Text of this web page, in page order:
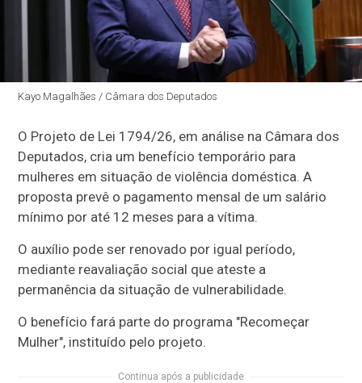
Kayo Magalhães / Câmara dos Deputados
O Projeto de Lei 1794/26, em análise na Câmara dos
Deputados, cria um benefício temporário para
mulheres em situação de violência doméstica. A
proposta prevê o pagamento mensal de um salário
mínimo por até 12 meses para a vítima.
O auxílio pode ser renovado por igual período,
mediante reavaliação social que ateste a
permanência da situação de vulnerabilidade.
O benefício fará parte do programa "Recomeçar
Mulher", instituído pelo projeto.
Continua após a publicidade